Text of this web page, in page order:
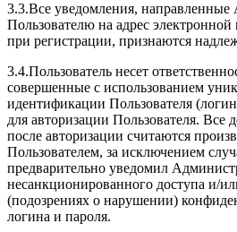
3.3.Все уведомления,
Пользователю на адрес
при регистрации, признаются
3.4.Пользователь несет
совершенные с использованием
идентификации Пользователя
для авторизации Пользователя. Все
после авторизации считаются
Пользователем, за исключением
предварительно уведомил
несанкционированного доступа и/
(подозрениях о нарушении)
логина и пароля.